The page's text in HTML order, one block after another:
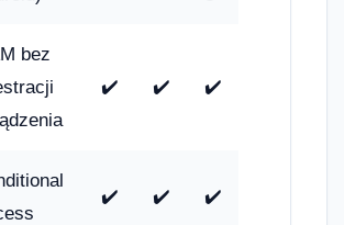
bez
✔️ ✔️ ✔️
✔️ ✔️ ✔️